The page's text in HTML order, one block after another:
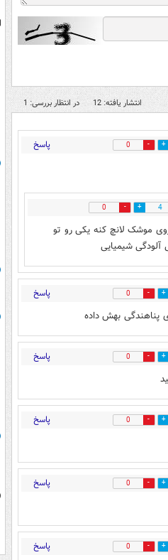
انتشار یافته: 12 در انتظار بررسی: 1
0 پاسخ
4
0
موشک لانچ کنه یکی رو تو
آلودگی شیمیایی
0 پاسخ
0 پاسخ
0 پاسخ
0 پاسخ
0 پاسخ